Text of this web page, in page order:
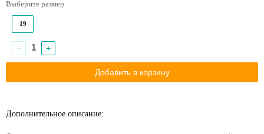
Выберите размер
19
− +
Дополнительное описание: